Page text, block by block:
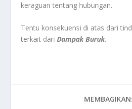
keraguan tentang hubungan.
Tentu konsekuensi di atas dari
terkait dariDampak Buruk.
MEMBAGIKAN: